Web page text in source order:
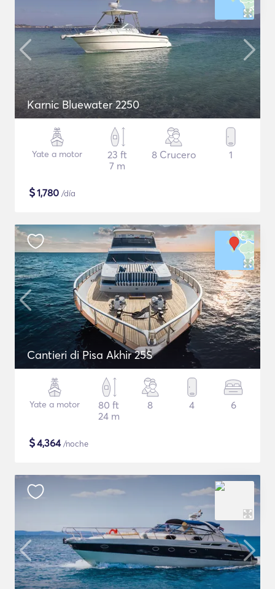
Karnic Bluewater 2250
Yate a motor
23 ft
7 m
8 Crucero 1
$1,780 /día
Cantieri di Pisa Akhir 25S
Yate a motor
80 ft
24 m
8 4 6
$4,364/noche